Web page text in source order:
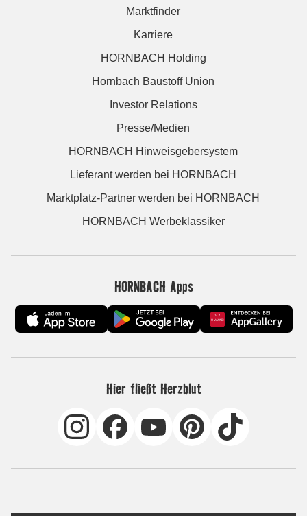
Marktfinder
Karriere
HORNBACH Holding
Hornbach Baustoff Union
Investor Relations
Presse/Medien
HORNBACH Hinweisgebersystem
Lieferant werden bei HORNBACH
Marktplatz-Partner werden bei HORNBACH
HORNBACH Werbeklassiker
HORNBACH Apps
Hier fließt Herzblut